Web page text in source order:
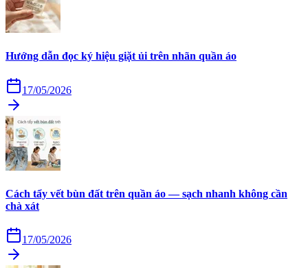
Hướng dẫn đọc ký hiệu giặt ủi trên nhãn quần áo
17/05/2026
Cách tẩy vết bùn đất trên quần áo — sạch nhanh không cần
chà xát
17/05/2026